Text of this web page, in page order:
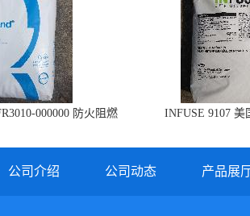
000000 防火阻燃
INFUSE 9107 美
公司介绍 公司动态 产品展